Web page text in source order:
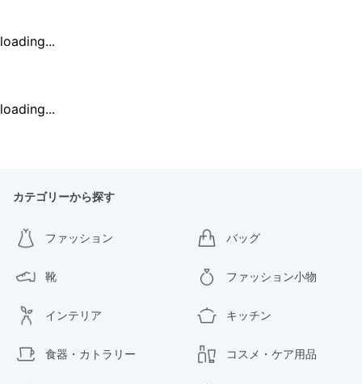
loading...
loading...
カテゴリーから探す
ファッション バッグ
靴 ファッション小物
インテリア キッチン
食器・カトラリー コスメ・ケア用品